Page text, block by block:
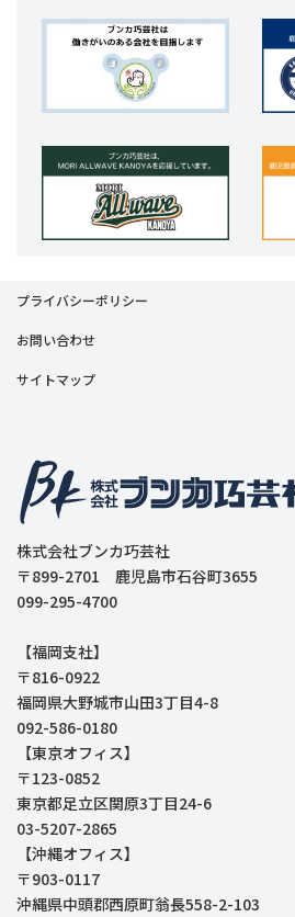
プライバシーポリシー
お問い合わせ
サイトマップ
株式会社ブンカ巧芸社
〒899-2701 鹿児島市石谷町3655
099-295-4700
【福岡支社】
〒816-0922
福岡県大野城市山田3丁目4-8
092-586-0180
【東京オフィス】
〒123-0852
東京都足立区関原3丁目24-6
03-5207-2865
【沖縄オフィス】
〒903-0117
沖縄県中頭郡西原町翁長558-2-103